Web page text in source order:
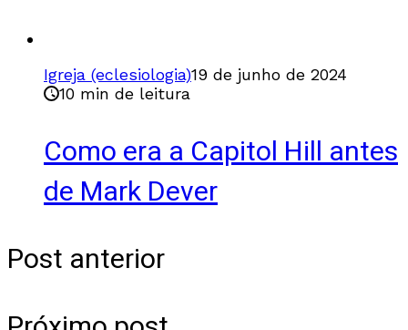
Igreja (eclesiologia)19 de junho de 2024
10 min de leitura
Como era a Capitol Hill antes
de Mark Dever
Post anterior